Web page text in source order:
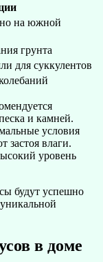
на южной
грунта
для суккулентов
и камней.
условия
застоя влаги.
уровень
будут успешно
в доме